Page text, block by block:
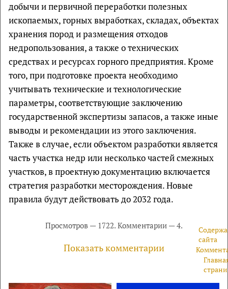
добычи и первичной переработки полезных
ископаемых, горных выработках, складах, объектах
хранения пород и размещения отходов
недропользования, а также о технических
средствах и ресурсах горного предприятия. Кроме
того, при подготовке проекта необходимо
учитывать технические и технологические
параметры, соответствующие заключению
государственной экспертизы запасов, а также иные
выводы и рекомендации из этого заключения.
Также в случае, если объектом разработки является
часть участка недр или несколько частей смежных
участков, в проектную документацию включается
стратегия разработки месторождения. Новые
правила будут действовать до 2032 года.
Просмотров — 1722. Комментарии — 4.
Показать комментарии
сайта